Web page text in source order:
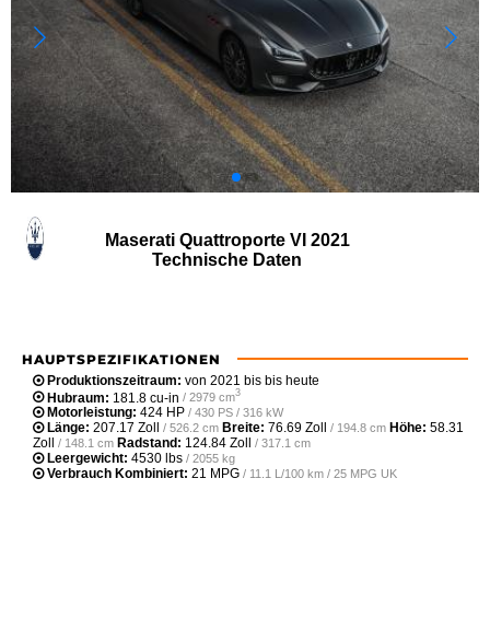
Maserati Quattroporte VI 2021
Technische Daten
HAUPTSPEZIFIKATIONEN
Produktionszeitraum: von 2021 bis bis heute
Hubraum: 181.8 cu-in / 2979 cm3
Motorleistung: 424 HP / 430 PS / 316 kW
Länge: 207.17 Zoll / 526.2 cm Breite: 76.69 Zoll / 194.8 cm Höhe: 58.31
Zoll
/ 148.1 cm Radstand: 124.84 Zoll / 317.1 cm
Leergewicht‎: 4530 lbs / 2055 kg
Verbrauch Kombiniert: 21 MPG / 11.1 L/100 km / 25 MPG UK